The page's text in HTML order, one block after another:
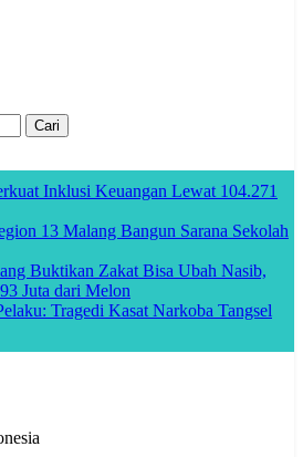
Inklusi Keuangan Lewat 104.271
13 Malang Bangun Sarana Sekolah
Buktikan Zakat Bisa Ubah Nasib,
Juta dari Melon
Tragedi Kasat Narkoba Tangsel